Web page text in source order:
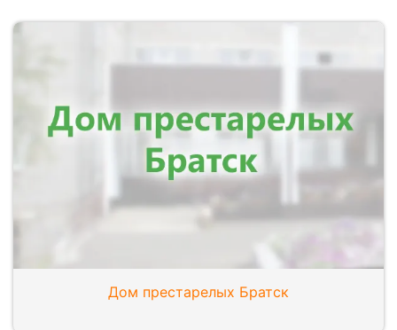
Дом престарелых Братск